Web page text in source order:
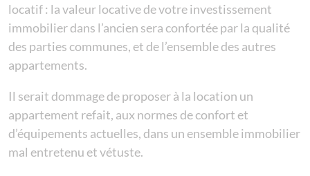
locatif : la valeur locative de votre investissement
immobilier dans l’ancien sera confortée par la qualité
des parties communes, et de l’ensemble des autres
appartements.
Il serait dommage de proposer à la location un
appartement refait, aux normes de confort et
d’équipements actuelles, dans un ensemble immobilier
mal entretenu et vétuste.